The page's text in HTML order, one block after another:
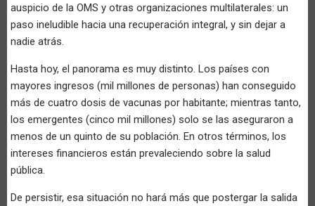
auspicio de la OMS y otras organizaciones multilaterales: un
paso ineludible hacia una recuperación integral, y sin dejar a
nadie atrás.
Hasta hoy, el panorama es muy distinto. Los países con
mayores ingresos (mil millones de personas) han conseguido
más de cuatro dosis de vacunas por habitante; mientras tanto,
los emergentes (cinco mil millones) solo se las aseguraron a
menos de un quinto de su población. En otros términos, los
intereses financieros están prevaleciendo sobre la salud
pública.
De persistir, esa situación no hará más que postergar la salida